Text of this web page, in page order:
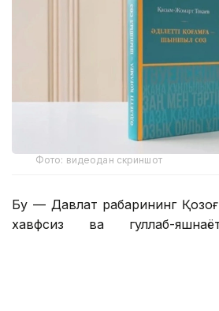
Фото: видеодан скриншот
Бу — Давлат раҳбарининг
хавфсиз ва гуллаб-